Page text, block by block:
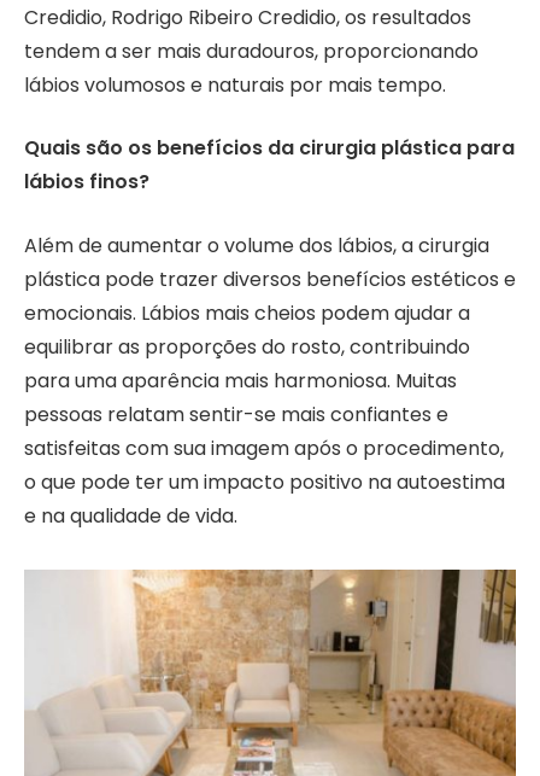
Credidio, Rodrigo Ribeiro Credidio, os resultados
tendem a ser mais duradouros, proporcionando
lábios volumosos e naturais por mais tempo.
Quais são os benefícios da cirurgia plástica para
lábios finos?
Além de aumentar o volume dos lábios, a cirurgia
plástica pode trazer diversos benefícios estéticos e
emocionais. Lábios mais cheios podem ajudar a
equilibrar as proporções do rosto, contribuindo
para uma aparência mais harmoniosa. Muitas
pessoas relatam sentir-se mais confiantes e
satisfeitas com sua imagem após o procedimento,
o que pode ter um impacto positivo na autoestima
e na qualidade de vida.